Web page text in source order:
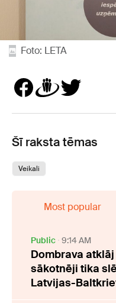
Foto: LETA
Šī raksta tēmas
Veikali
Most popular
Public 9:14 AM
Dombrava
sākotnēji tika
Latvijas-